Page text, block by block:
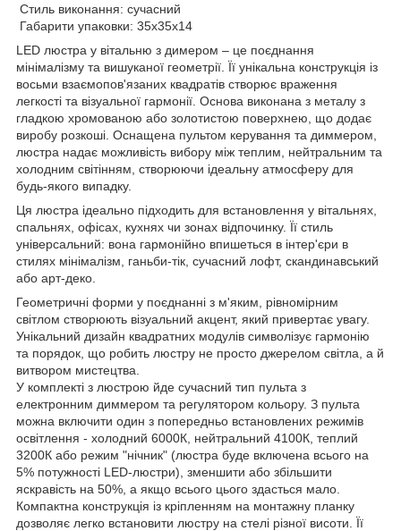
Стиль виконання: сучасний
Габарити упаковки: 35x35x14
LED люстра у вітальню з димером – це поєднання
мінімалізму та вишуканої геометрії. Її унікальна конструкція із
восьми взаємопов'язаних квадратів створює враження
легкості та візуальної гармонії. Основа виконана з металу з
гладкою хромованою або золотистою поверхнею, що додає
виробу розкоші. Оснащена пультом керування та диммером,
люстра надає можливість вибору між теплим, нейтральним та
холодним світінням, створюючи ідеальну атмосферу для
будь-якого випадку.
Ця люстра ідеально підходить для встановлення у вітальнях,
спальнях, офісах, кухнях чи зонах відпочинку. Її стиль
універсальний: вона гармонійно впишеться в інтер'єри в
стилях мінімалізм, ганьби-тік, сучасний лофт, скандинавський
або арт-деко.
Геометричні форми у поєднанні з м'яким, рівномірним
світлом створюють візуальний акцент, який привертає увагу.
Унікальний дизайн квадратних модулів символізує гармонію
та порядок, що робить люстру не просто джерелом світла, а й
витвором мистецтва.
У комплекті з люстрою йде сучасний тип пульта з
електронним диммером та регулятором кольору. З пульта
можна включити один з попередньо встановлених режимів
освітлення - холодний 6000К, нейтральний 4100К, теплий
3200К або режим "нічник" (люстра буде включена всього на
5% потужності LED-люстри), зменшити або збільшити
яскравість на 50%, а якщо всього цього здасться мало.
Компактна конструкція із кріпленням на монтажну планку
дозволяє легко встановити люстру на стелі різної висоти. Її